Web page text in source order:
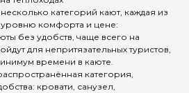
категорий кают, каждая из
уровню комфорта и цене:
без удобств, чаще всего на
для непритязательных туристов,
времени в каюте.
категория,
кровати, санузел,